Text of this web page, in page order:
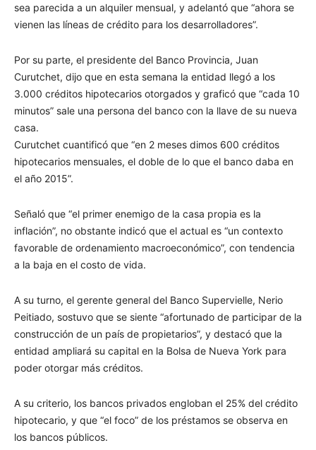
sea parecida a un alquiler mensual, y adelantó que “ahora se
vienen las líneas de crédito para los desarrolladores”.
Por su parte, el presidente del Banco Provincia, Juan
Curutchet, dijo que en esta semana la entidad llegó a los
3.000 créditos hipotecarios otorgados y graficó que “cada 10
minutos” sale una persona del banco con la llave de su nueva
casa.
Curutchet cuantificó que “en 2 meses dimos 600 créditos
hipotecarios mensuales, el doble de lo que el banco daba en
el año 2015”.
Señaló que “el primer enemigo de la casa propia es la
inflación”, no obstante indicó que el actual es “un contexto
favorable de ordenamiento macroeconómico”, con tendencia
a la baja en el costo de vida.
A su turno, el gerente general del Banco Supervielle, Nerio
Peitiado, sostuvo que se siente “afortunado de participar de la
construcción de un país de propietarios”, y destacó que la
entidad ampliará su capital en la Bolsa de Nueva York para
poder otorgar más créditos.
A su criterio, los bancos privados engloban el 25% del crédito
hipotecario, y que “el foco” de los préstamos se observa en
los bancos públicos.